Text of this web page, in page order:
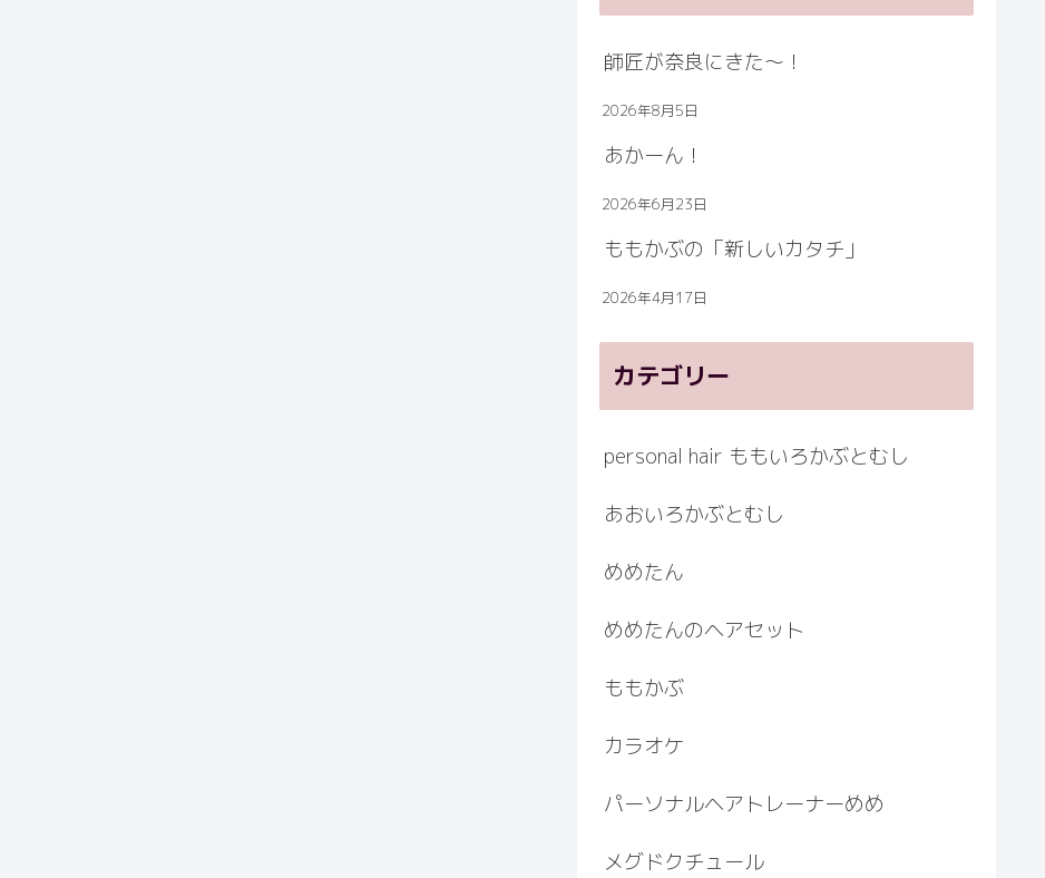
師匠が奈良にきた～！
2026年8月5日
あかーん！
2026年6月23日
ももかぶの「新しいカタチ」
2026年4月17日
カテゴリー
personal hair ももいろかぶとむし
あおいろかぶとむし
めめたん
めめたんのヘアセット
ももかぶ
カラオケ
パーソナルヘアトレーナーめめ
メグドクチュール